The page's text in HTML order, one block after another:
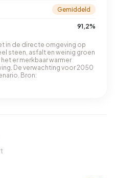
Gemiddeld
91,2%
in de directe omgeving op
steen, asfalt en weinig groen
er merkbaar warmer
De verwachting voor 2050
Bron: